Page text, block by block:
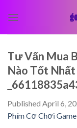
Tư Vấn Mua
Nào Tốt Nhất
Published April 6,
Phím Cơ Chơi